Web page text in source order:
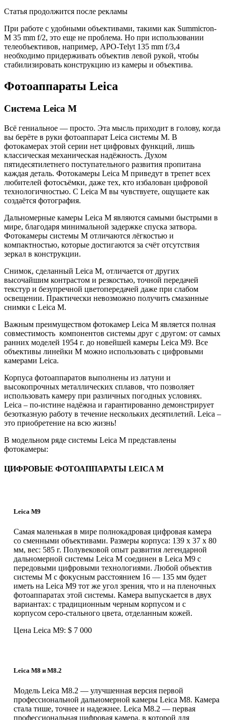
Статья продолжится после рекламы
При работе с удобными объективами, такими как Summicron-
M 35 mm f/2, это еще не проблема. Но при использовании
телеобъективов, например, APO-Telyt 135 mm f/3,4
необходимо придерживать объектив левой рукой, чтобы
стабилизировать конструкцию из камеры и объектива.
Фотоаппараты Leica
Система Leica M
Всё гениальное — просто. Эта мысль приходит в голову, когда
вы берёте в руки фотоаппарат Leica системы M. В
фотокамерах этой серии нет цифровых функций, лишь
классическая механическая надёжность. Духом
пятидесятилетнего поступательного развития пропитана
каждая деталь. Фотокамеры Leica M приведут в трепет всех
любителей фотосъёмки, даже тех, кто избалован цифровой
технологичностью. С Leica M вы чувствуете, ощущаете как
создаётся фотография.
Дальномерные камеры Leica М являются самыми быстрыми в
мире, благодаря минимальной задержке спуска затвора.
Фотокамеры системы M отличаются лёгкостью и
компактностью, которые достигаются за счёт отсутствия
зеркал в конструкции.
Снимок, сделанный Leica M, отличается от других
высочайшим контрастом и резкостью, точной передачей
текстур и безупречной цветопередачей даже при слабом
освещении. Практически невозможно получить смазанные
снимки с Leica М.
Важным преимуществом фотокамер Leica M является полная
совместимость компонентов системы друг с другом: от самых
ранних моделей 1954 г. до новейшей камеры Leica M9. Все
объективы линейки М можно использовать с цифровыми
камерами Leica.
Корпуса фотоаппаратов выполнены из латуни и
высокопрочных металлических сплавов, что позволяет
использовать камеру при различных погодных условиях.
Leica – по-истине надёжна и гарантированно демонстрирует
безотказную работу в течение нескольких десятилетий. Leica –
это приобретение на всю жизнь!
В модельном ряде системы Leica M представлены
фотокамеры:
ЦИФРОВЫЕ ФОТОАППАРАТЫ LEICA M
Leica M9
Самая маленькая в мире полнокадровая цифровая камера
со сменными объективами. Размеры корпуса: 139 х 37 х 80
мм, вес: 585 г. Полувековой опыт развития легендарной
дальномерной системы Leica M соединен в Leica M9 с
передовыми цифровыми технологиями. Любой объектив
системы M с фокусным расстоянием 16 — 135 мм будет
иметь на Leica M9 тот же угол зрения, что и на пленочных
фотоаппаратах этой системы. Камера выпускается в двух
вариантах: с традиционным черным корпусом и с
корпусом серо-стального цвета, отделанным кожей.
Цена Leica M9: $ 7 000
Leica M8 и M8.2
Модель Leica M8.2 — улучшенная версия первой
профессиональной дальномерной камеры Leica M8. Камера
стала тише, точнее и надежнее. Leica M8.2 — первая
профессиональная цифровая камера, в которой для